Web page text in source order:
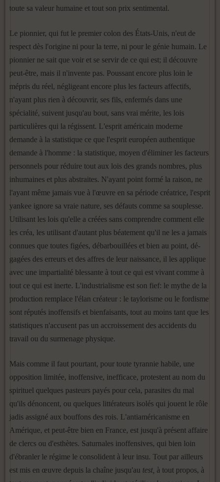
toute sa valeur humaine et tout son prix sentimental.
Le pionnier, qui fut le premier colon des États-Unis, n'eut de
respect dès l'origine ni pour la terre, ni pour le génie humain. Le
pionnier ne sait que voir et se servir de ce qui est; il découvre
peut-être, mais il n'invente pas. Poussant encore plus loin le
mépris du réel, négligeant encore plus les facteurs affectifs,
n'ayant plus rien à découvrir, ses fils, enfermés dans une
spécialité, suivent jusqu'au bout, sans vrai mérite, les lois
particulières qui la régissent. L'esprit américain moderne
demande à la statistique ce que l'esprit européen authentique
demande à l'homme : la statistique, moyen d'éliminer les facteurs
personnels pour réduire tout aux lois des grands nombres, plus
inhumaines et plus abstraites. N'ayant point formé la raison, ne
l'ayant même jamais vue à l'œuvre en sa période créatrice, l'esprit
yankee ignore sa vraie nature, ses défauts comme sa souplesse.
Utilisant les lois qu'elle a créées sans comprendre comment elle
les créa, les utilisant d'autant plus béatement qu'il ne les a jamais
connues que toutes figées, débarbouillées et bien au point, dé­
gagées des erreurs et des affres de leur naissance, il les applique
avec une impartialité blessante à tout ce qui est vivant comme à
tout ce qui est inerte. L'industrialisme est son fief: le mythe de la
production remplace l'élan créateur : le taylorisme ou le fordisme
sont réputés inoffensifs et bienfaisants, tout au moins tant que les
statistiques n'accusent pas un accroissement des accidents du
travail ou du surmenage physique.
Mais comme il faut pourtant, pour toute tyrannie habile, une
oppo­sition limitée, inoffensive, inefficace, protestent au nom du
spirituel quelques pasteurs payés pour cela, parasites du mal
qu'ils dénoncent, ou quelques littérateurs isolés qui jouent le rôle
jadis assigné aux bouffons des rois. L'antiaméricanisme en
Amérique, et peut-être bien en France, est jusqu'à présent affaire
de clercs ou d'esthètes. Saturnales inoffensives, qui bien loin
d'ébranler le régime le consolident à leur insu. Tout par ailleurs
est mis en œuvre depuis la chaîne jusqu'au test, à tout propos, à